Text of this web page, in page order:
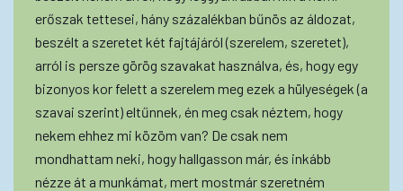
erőszak tettesei, hány százalékban bűnös az áldozat,
beszélt a szeretet két fajtájáról (szerelem, szeretet),
arról is persze görög szavakat használva, és, hogy egy
bizonyos kor felett a szerelem meg ezek a hülyeségek (a
szavai szerint) eltűnnek, én meg csak néztem, hogy
nekem ehhez mi közöm van? De csak nem
mondhattam neki, hogy hallgasson már, és inkább
nézze át a munkámat, mert mostmár szeretném